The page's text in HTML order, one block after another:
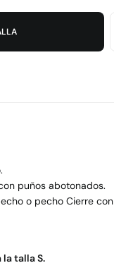
puños abotonados.
o pecho Cierre con
la talla S.